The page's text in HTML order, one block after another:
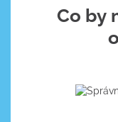
Co by